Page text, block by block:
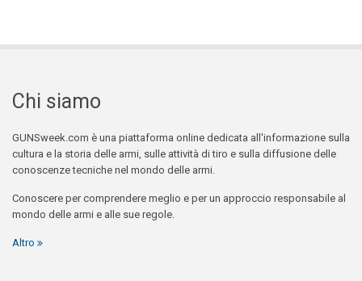
Chi siamo
GUNSweek.com è una piattaforma online dedicata all'informazione sulla
cultura e la storia delle armi, sulle attività di tiro e sulla diffusione delle
conoscenze tecniche nel mondo delle armi.
Conoscere per comprendere meglio e per un approccio responsabile al
mondo delle armi e alle sue regole.
Altro